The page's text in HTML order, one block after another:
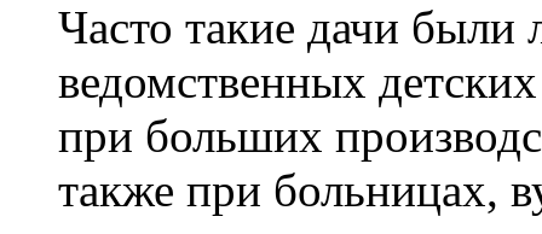
Часто такие дачи
ведомственных
при больших
также при больницах,